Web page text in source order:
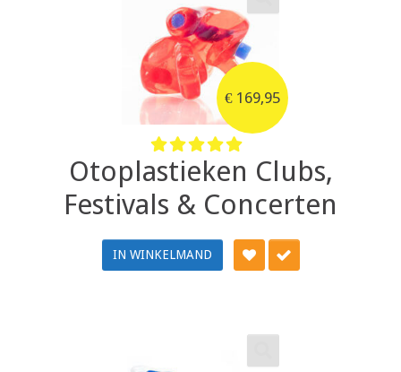
€ 169,95
Otoplastieken Clubs,
Festivals & Concerten
IN WINKELMAND